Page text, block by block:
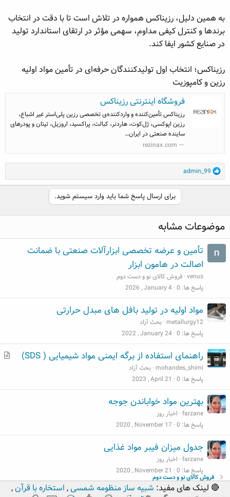
به همین دلیل، رزیناکس همواره در تلاش است تا با دقت در انتخاب
برندها و کنترل کیفی مداوم، سهمی مؤثر در ارتقای استاندارد تولید
در صنایع کشور ایفا کند.
رزیناکس؛ انتخاب اول تولیدکنندگان حرفه‌ای در تأمین مواد اولیه
رزین و کامپوزیت
فروشگاه اینترنتی رزیناکس
رزیناکس تأمین‌کننده و واردکننده‌ی تخصصی رزین پلی‌استر غیر اشباع،
رزین اپوکسی، ژل‌کوت، هاردنر، کبالت، پراکسید، اروزیل، تیتان و پودرهای
ساینده صنعتی در ایران…
rezinax.com
R
e
o
n
admin_99
برای ارسال پاسخ شما باید وارد سیستم شوید.
موضوعات مشابه
تأمین و عرضه تخصصی ابزارآلات صنعتی با ضمانت
اصالت در هامون ابزار
venus فروش کالای نو و دست دوم
پاسخ ها 0
2026 , January 4
مواد اولیه در تولید بافل های مبدل حرارتی
metallurgy12 بحث آزاد
پاسخ ها 0
2022 , January 24
م
راهنمای استفاده از برگه ایمنی مواد شیمیایی ( SDS)
mohandes_shimi بحث آزاد
پاسخ ها 0
2023 , April 21
بهترین مواد خواباندن جوجه
farzane اخبار روز
پاسخ ها 0
2020 , November 17
جدول میزان فیبر مواد غذایی
farzane اخبار روز
پاسخ ها 0
2020 , November 21
فروش کالای نو و دست دوم
🔴 لینک های مفید: شبیه ساز منظومه شمسی, استخاره با قرآن,